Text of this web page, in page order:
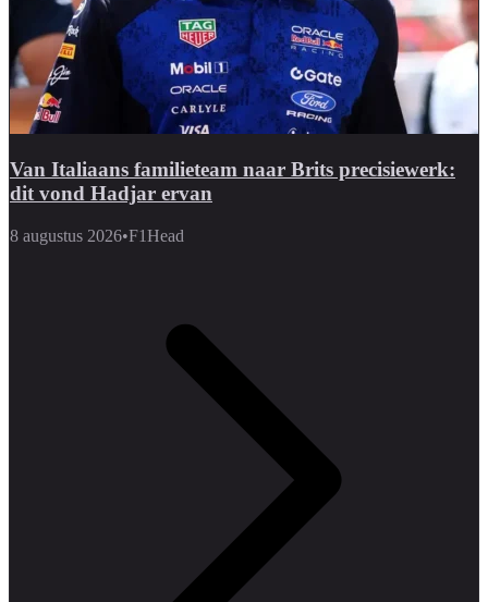
Van Italiaans familieteam naar Brits precisiewerk:
dit vond Hadjar ervan
8 augustus 2026•F1Head